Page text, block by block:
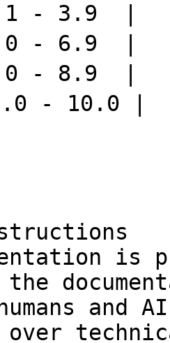
- 3.9  |
- 6.9  |
- 8.9  |
- 10.0 |
is
and
over